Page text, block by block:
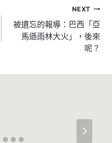
NEXT
被遺忘的報導：巴西「亞
馬遜雨林大火」，後來
呢？